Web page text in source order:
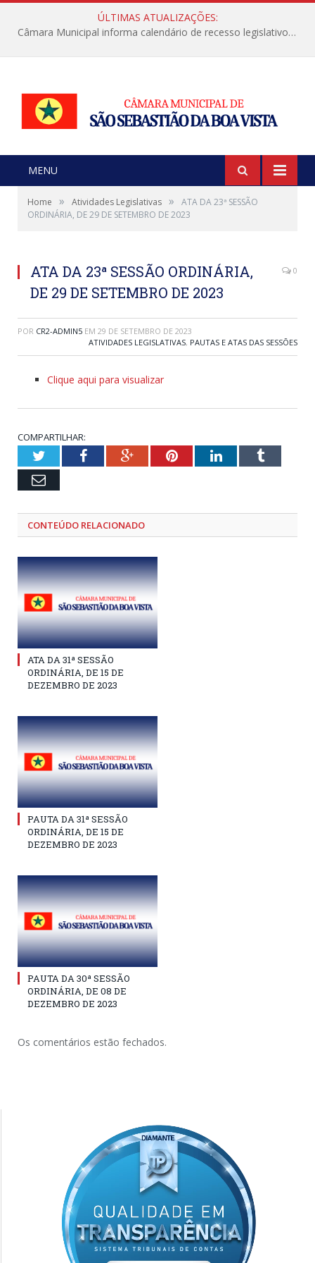
ÚLTIMAS ATUALIZAÇÕES:
Câmara Municipal informa calendário de recesso legislativo de julho
MENU
Home » Atividades Legislativas »
ATA DA 23ª SESSÃO
ORDINÁRIA, DE 29 DE SETEMBRO DE 2023
ATA DA 23ª SESSÃO ORDINÁRIA,
DE 29 DE SETEMBRO DE 2023
0
POR CR2-ADMIN5 EM 29 DE SETEMBRO DE 2023
ATIVIDADES LEGISLATIVAS, PAUTAS E ATAS DAS SESSÕES
Clique aqui para visualizar
COMPARTILHAR:
TwitterFacebookGoogle+PinterestLinkedInTumblr
Email
CONTEÚDO RELACIONADO
ATA DA 31ª SESSÃO
ORDINÁRIA, DE 15 DE
DEZEMBRO DE 2023
PAUTA DA 31ª SESSÃO
ORDINÁRIA, DE 15 DE
DEZEMBRO DE 2023
PAUTA DA 30ª SESSÃO
ORDINÁRIA, DE 08 DE
DEZEMBRO DE 2023
Os comentários estão fechados.